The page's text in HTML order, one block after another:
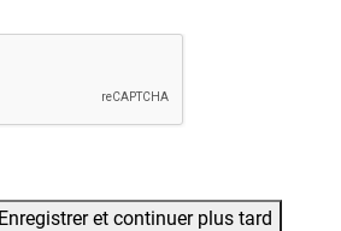
Enregistrer et continuer plus tard